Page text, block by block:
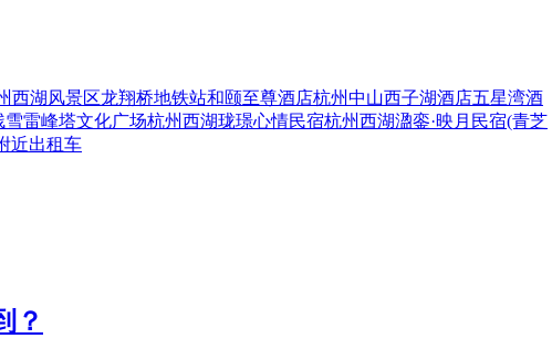
西湖风景区龙翔桥地铁站和颐至尊酒店杭州中山西子湖酒店五星湾酒
雪雷峰塔文化广场杭州西湖珑璟心情民宿杭州西湖溋銮·映月民宿(青芝
近出租车
？